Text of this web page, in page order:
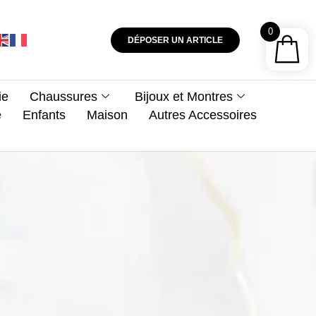
DÉPOSER UN ARTICLE
Chaussures
Bijoux et Montres
Enfants Maison Autres Accessoires
0